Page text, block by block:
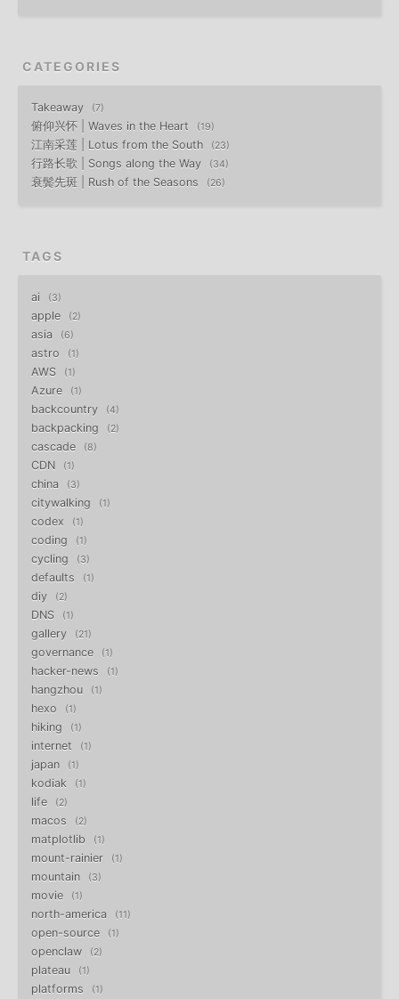
CATEGORIES
Takeaway 7
俯仰兴怀 | Waves in the Heart 19
江南采莲 | Lotus from the South 23
行路长歌 | Songs along the Way 34
衰鬓先斑 | Rush of the Seasons 26
TAGS
ai 3
apple 2
asia 6
astro 1
AWS 1
Azure 1
backcountry 4
backpacking 2
cascade 8
CDN 1
china 3
citywalking 1
codex 1
coding 1
cycling 3
defaults 1
diy 2
DNS 1
gallery 21
governance 1
hacker-news 1
hangzhou 1
hexo 1
hiking 1
internet 1
japan 1
kodiak 1
life 2
macos 2
matplotlib 1
mount-rainier 1
mountain 3
movie 1
north-america 11
open-source 1
openclaw 2
plateau 1
platforms 1